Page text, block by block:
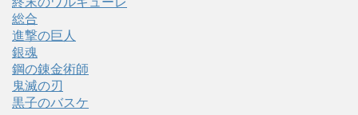
総合
進撃の巨人
銀魂
鋼の錬金術師
鬼滅の刃
黒子のバスケ